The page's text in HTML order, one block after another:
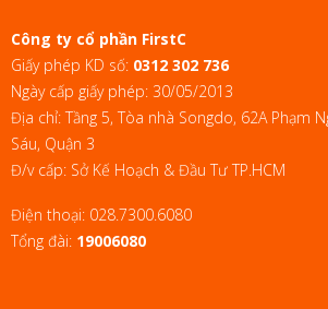
Công ty cổ phần FirstC
Giấy phép KD số: 0312 302 736
Ngày cấp giấy phép: 30/05/2013
Địa chỉ: Tầng 5, Tòa nhà Songdo, 62A Phạm
Sáu, Quận 3
Đ/v cấp: Sở Kế Hoạch & Đầu Tư TP.HCM
Điện thoại: 028.7300.6080
Tổng đài: 19006080